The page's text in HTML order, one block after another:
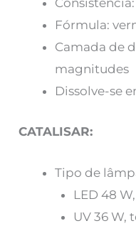
Fórmula:
Camada de
magnitudes
Dissolve-se
CATALISAR:
Tipo de
LED 48
UV 36 W,